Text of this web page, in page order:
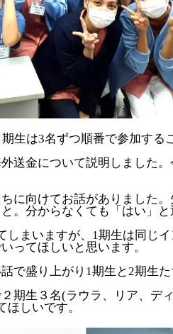
生は3名ずつ順番で参加する
送金について説明しました
に向けてお話がありました
。分からなくても「はい」
しまいますが、1期生は同じ
ってほしいと思います。
で盛り上がり1期生と2期生
期生３名(ラウラ、リア、デ
しいです。